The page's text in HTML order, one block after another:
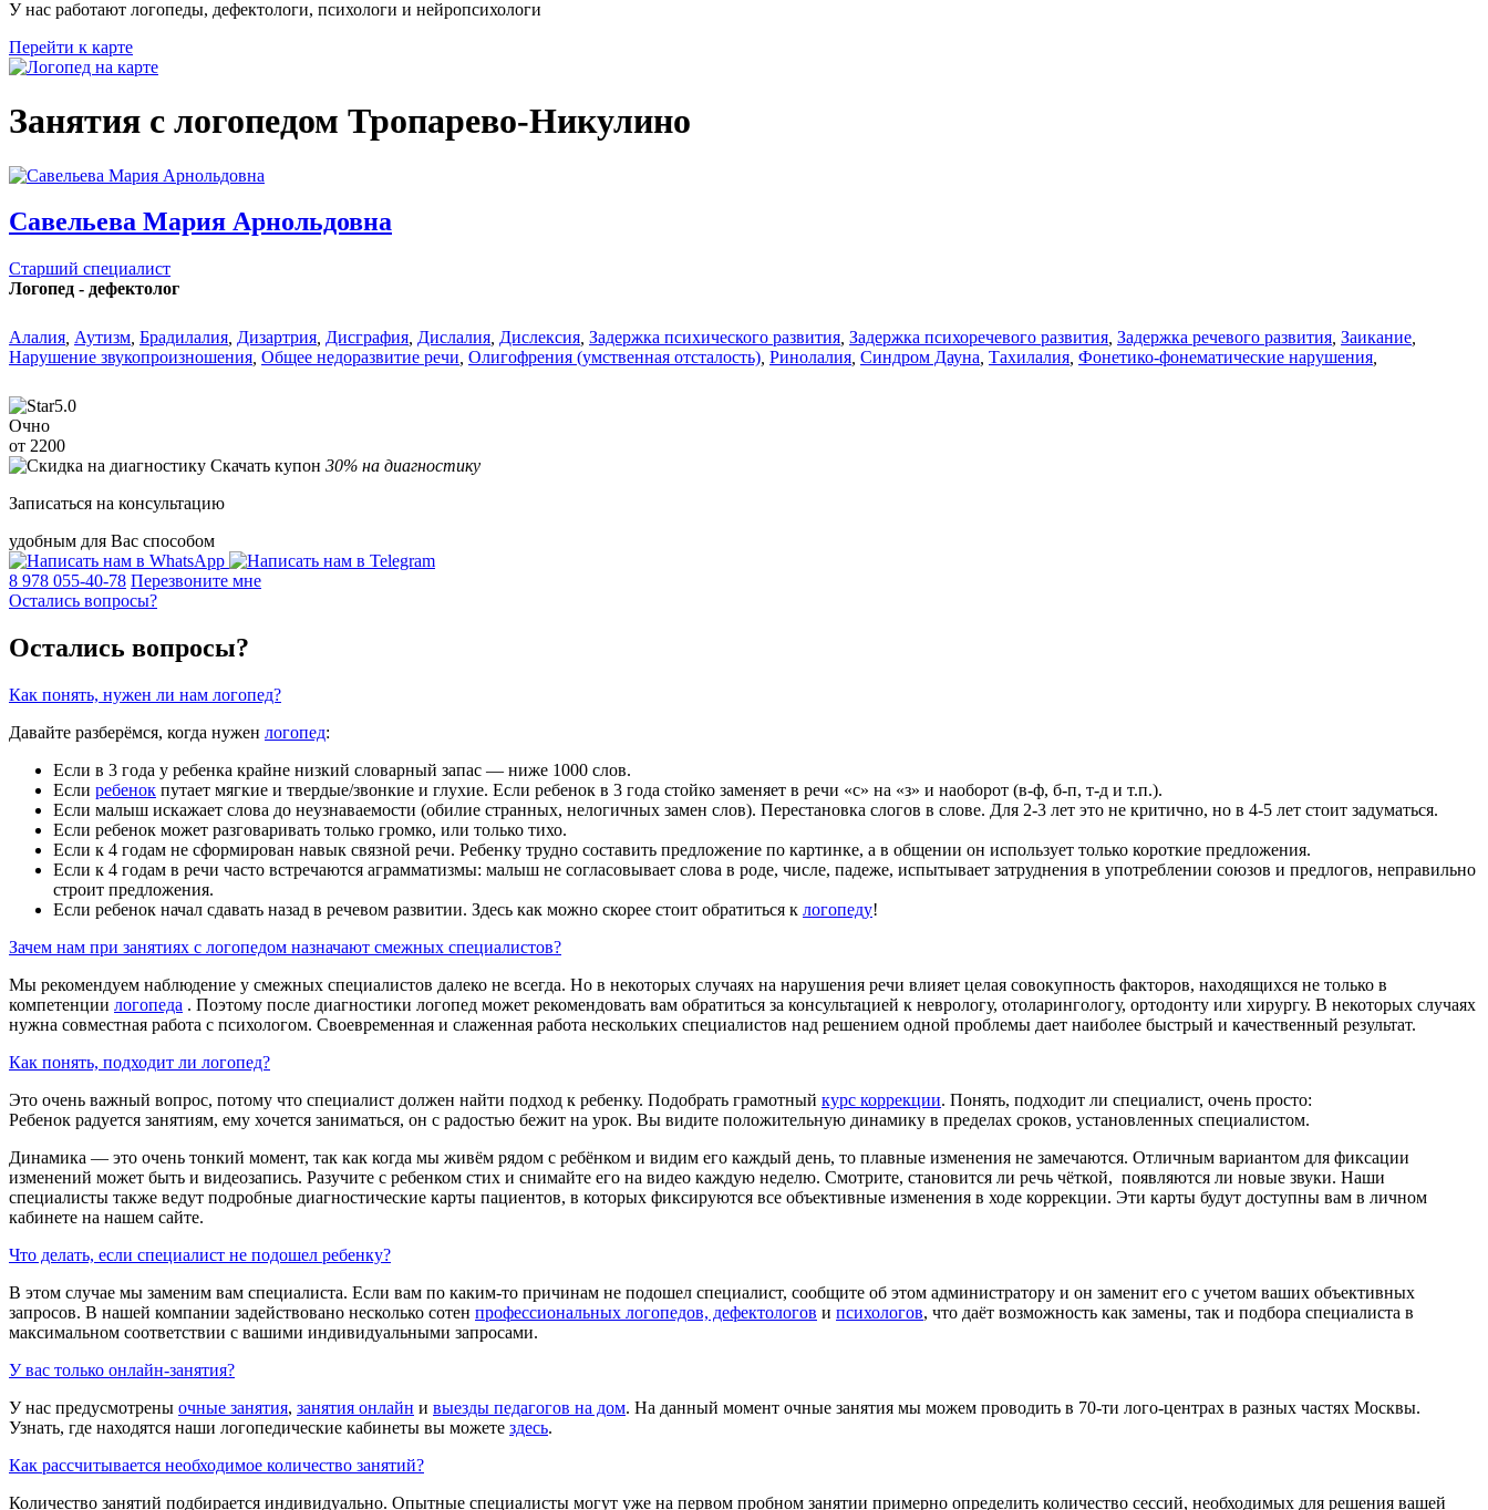
У нас работают логопеды, дефектологи, психологи и нейропсихологи
Перейти к карте
Занятия с логопедом Тропарево-Никулино
Савельева Мария Арнольдовна
Старший специалист
Логопед - дефектолог
Алалия Аутизм Брадилалия Дизартрия Дисграфия Дислалия Дислексия Задержка психического развития Задержка психоречевого развития Задержка речевого развития Заикание
Нарушение звукопроизношения Общее недоразвитие речи Олигофрения (умственная отсталость) Ринолалия Синдром Дауна Тахилалия Фонетико-фонематические нарушения
5.0
Очно
от 2200
Скачать купон 30% на диагностику
Записаться на консультацию
удобным для Вас способом
8 978 055-40-78 Перезвоните мне
Остались вопросы?
Остались вопросы?
Как понять, нужен ли нам логопед?
Давайте разберёмся, когда нужен логопед:
Если в 3 года у ребенка крайне низкий словарный запас — ниже 1000 слов.
Если ребенок путает мягкие и твердые/звонкие и глухие. Если ребенок в 3 года стойко заменяет в речи «с» на «з» и наоборот (в-ф, б-п, т-д и т.п.).
Если малыш искажает слова до неузнаваемости (обилие странных, нелогичных замен слов). Перестановка слогов в слове. Для 2-3 лет это не критично, но в 4-5 лет стоит задуматься.
Если ребенок может разговаривать только громко, или только тихо.
Если к 4 годам не сформирован навык связной речи. Ребенку трудно составить предложение по картинке, а в общении он использует только короткие предложения.
Если к 4 годам в речи часто встречаются аграмматизмы: малыш не согласовывает слова в роде, числе, падеже, испытывает затруднения в употреблении союзов и предлогов, неправильно
строит предложения.
Если ребенок начал сдавать назад в речевом развитии. Здесь как можно скорее стоит обратиться к логопеду!
Зачем нам при занятиях с логопедом назначают смежных специалистов?
Мы рекомендуем наблюдение у смежных специалистов далеко не всегда. Но в некоторых случаях на нарушения речи влияет целая совокупность факторов, находящихся не только в
компетенции логопеда . Поэтому после диагностики логопед может рекомендовать вам обратиться за консультацией к неврологу, отоларингологу, ортодонту или хирургу. В некоторых случаях
нужна совместная работа с психологом. Своевременная и слаженная работа нескольких специалистов над решением одной проблемы дает наиболее быстрый и качественный результат.
Как понять, подходит ли логопед?
Это очень важный вопрос, потому что специалист должен найти подход к ребенку. Подобрать грамотный курс коррекции. Понять, подходит ли специалист, очень просто:
Ребенок радуется занятиям, ему хочется заниматься, он с радостью бежит на урок. Вы видите положительную динамику в пределах сроков, установленных специалистом.
Динамика — это очень тонкий момент, так как когда мы живём рядом с ребёнком и видим его каждый день, то плавные изменения не замечаются. Отличным вариантом для фиксации
изменений может быть и видеозапись. Разучите с ребенком стих и снимайте его на видео каждую неделю. Смотрите, становится ли речь чёткой, появляются ли новые звуки. Наши
специалисты также ведут подробные диагностические карты пациентов, в которых фиксируются все объективные изменения в ходе коррекции. Эти карты будут доступны вам в личном
кабинете на нашем сайте.
Что делать, если специалист не подошел ребенку?
В этом случае мы заменим вам специалиста. Если вам по каким-то причинам не подошел специалист, сообщите об этом администратору и он заменит его с учетом ваших объективных
запросов. В нашей компании задействовано несколько сотен профессиональных логопедов, дефектологов и психологов, что даёт возможность как замены, так и подбора специалиста в
максимальном соответствии с вашими индивидуальными запросами.
У вас только онлайн-занятия?
У нас предусмотрены очные занятия, занятия онлайн и выезды педагогов на дом. На данный момент очные занятия мы можем проводить в 70-ти лого-центрах в разных частях Москвы.
Узнать, где находятся наши логопедические кабинеты вы можете здесь.
Как рассчитывается необходимое количество занятий?
Количество занятий подбирается индивидуально. Опытные специалисты могут уже на первом пробном занятии примерно определить количество сессий, необходимых для решения вашей